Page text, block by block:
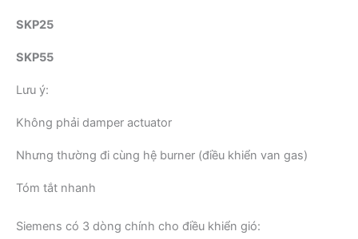
SKP25
SKP55
Lưu ý:
Không phải damper actuator
Nhưng thường đi cùng hệ burner (điều khiển van gas)
Tóm tắt nhanh
Siemens có 3 dòng chính cho điều khiển gió: